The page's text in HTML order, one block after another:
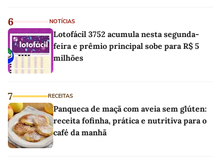
6 NOTÍCIAS
Lotofácil 3752 acumula nesta segunda-
feira e prêmio principal sobe para R$ 5
milhões
7 RECEITAS
Panqueca de maçã com aveia sem glúten:
receita fofinha, prática e nutritiva para o
café da manhã